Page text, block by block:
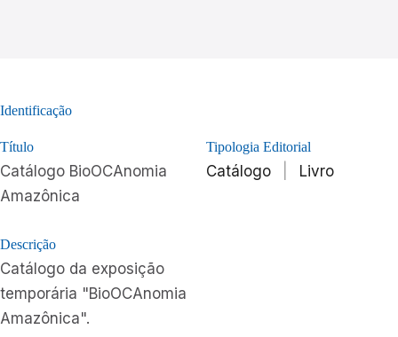
Identificação
Título
Catálogo BioOCAnomia
Amazônica
Descrição
Catálogo da exposição
temporária "BioOCAnomia
Amazônica".
Tipologia Editorial
Catálogo Livro